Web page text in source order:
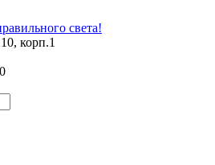
света!
корп.1